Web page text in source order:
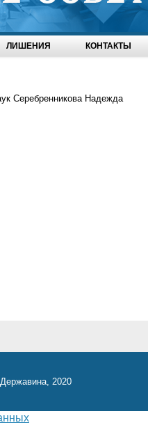
ЛИШЕНИЯ КОНТАКТЫ
Серебренникова Надежда
2020